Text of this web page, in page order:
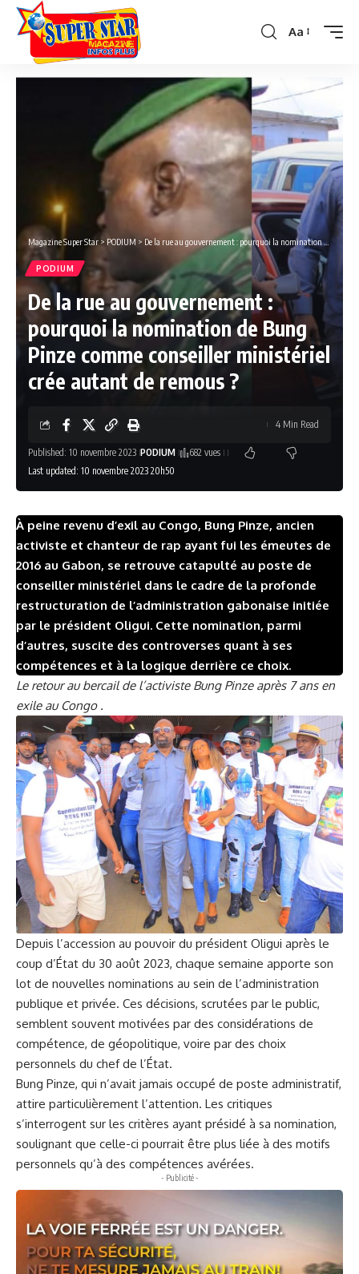
Font
Aa
Magazine Super Star > PODIUM > De la rue au gouvernement : pourquoi la nomination de Bung Pinze comme conseiller ministériel crée autant de remous ?
PODIUM
De la rue au gouvernement :
pourquoi la nomination de Bung
Pinze comme conseiller ministériel
crée autant de remous ?
Last updated: 10 novembre 2023 20h50
Published: 10 novembre 2023 PODIUM 682 vues
4 Min Read
À peine revenu d’exil au Congo, Bung Pinze, ancien
activiste et chanteur de rap ayant fui les émeutes de
2016 au Gabon, se retrouve catapulté au poste de
conseiller ministériel dans le cadre de la profonde
restructuration de l’administration gabonaise initiée
par le président Oligui. Cette nomination, parmi
d’autres, suscite des controverses quant à ses
compétences et à la logique derrière ce choix.
Le retour au bercail de l’activiste Bung Pinze après 7 ans en
exile au Congo .
Depuis l’accession au pouvoir du président Oligui après le
coup d’État du 30 août 2023, chaque semaine apporte son
lot de nouvelles nominations au sein de l’administration
publique et privée. Ces décisions, scrutées par le public,
semblent souvent motivées par des considérations de
compétence, de géopolitique, voire par des choix
personnels du chef de l’État.
Bung Pinze, qui n’avait jamais occupé de poste administratif,
attire particulièrement l’attention. Les critiques
s’interrogent sur les critères ayant présidé à sa nomination,
soulignant que celle-ci pourrait être plus liée à des motifs
personnels qu’à des compétences avérées.
- Publicité -